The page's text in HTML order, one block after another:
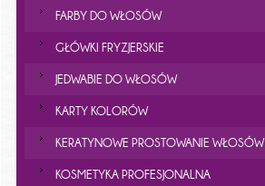
FARBY DO WŁOSÓW
GŁÓWKI FRYZJERSKIE
JEDWABIE DO WŁOSÓW
KARTY KOLORÓW
KERATYNOWE PROSTOWANIE WŁOSÓW
KOSMETYKA PROFESJONALNA